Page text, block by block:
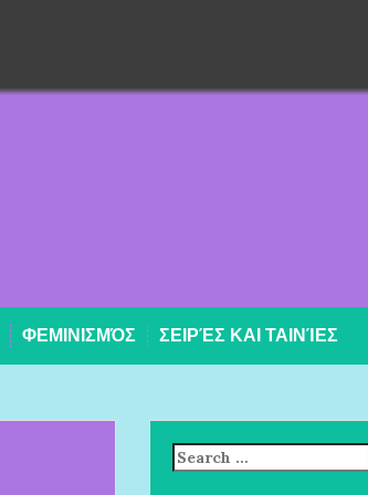
ΦΕΜΙΝΙΣΜΌΣ ΣΕΙΡΈΣ ΚΑΙ ΤΑΙΝΊΕΣ
Search
for: